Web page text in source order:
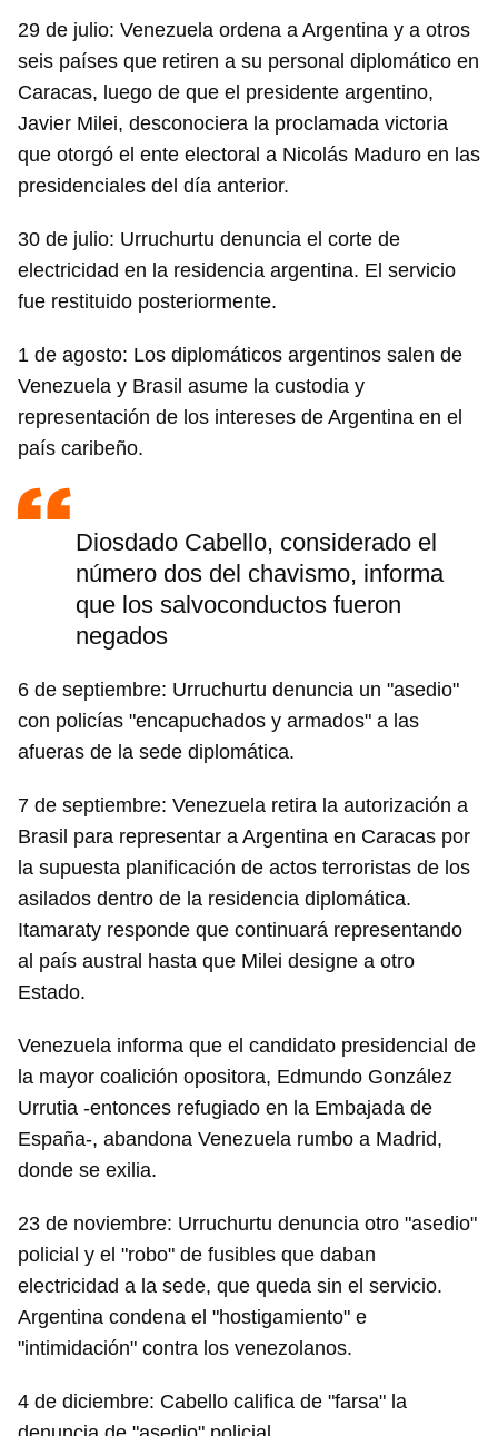
29 de julio: Venezuela ordena a Argentina y a otros
seis países que retiren a su personal diplomático en
Caracas, luego de que el presidente argentino,
Javier Milei, desconociera la proclamada victoria
que otorgó el ente electoral a Nicolás Maduro en las
presidenciales del día anterior.
30 de julio: Urruchurtu denuncia el corte de
electricidad en la residencia argentina. El servicio
fue restituido posteriormente.
1 de agosto: Los diplomáticos argentinos salen de
Venezuela y Brasil asume la custodia y
representación de los intereses de Argentina en el
país caribeño.
Diosdado Cabello, considerado el
número dos del chavismo, informa
que los salvoconductos fueron
negados
6 de septiembre: Urruchurtu denuncia un "asedio"
con policías "encapuchados y armados" a las
afueras de la sede diplomática.
7 de septiembre: Venezuela retira la autorización a
Brasil para representar a Argentina en Caracas por
la supuesta planificación de actos terroristas de los
asilados dentro de la residencia diplomática.
Itamaraty responde que continuará representando
al país austral hasta que Milei designe a otro
Estado.
Venezuela informa que el candidato presidencial de
la mayor coalición opositora, Edmundo González
Urrutia -entonces refugiado en la Embajada de
España-, abandona Venezuela rumbo a Madrid,
donde se exilia.
23 de noviembre: Urruchurtu denuncia otro "asedio"
policial y el "robo" de fusibles que daban
electricidad a la sede, que queda sin el servicio.
Argentina condena el "hostigamiento" e
"intimidación" contra los venezolanos.
4 de diciembre: Cabello califica de "farsa" la